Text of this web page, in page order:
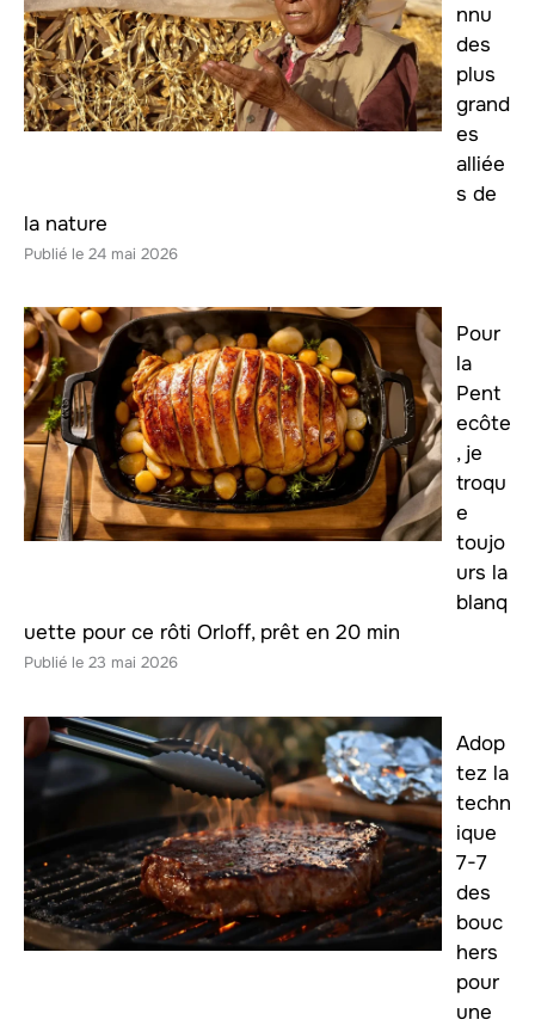
nnu
des
plus
grand
es
alliée
s de
la nature
24 mai 2026
Pour
la
Pent
ecôte
, je
troqu
e
toujo
urs la
blanq
uette pour ce rôti Orloff, prêt en 20 min
23 mai 2026
Adop
tez la
techn
ique
7-7
des
bouc
hers
pour
une